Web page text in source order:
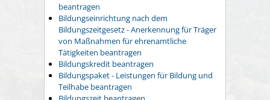
beantragen
Bildungseinrichtung nach dem
Bildungszeitgesetz - Anerkennung für Träger
von Maßnahmen für ehrenamtliche
Tätigkeiten beantragen
Bildungskredit beantragen
Bildungspaket - Leistungen für Bildung und
Teilhabe beantragen